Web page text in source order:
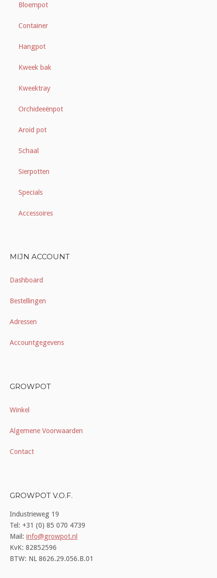
Bloempot
Container
Hangpot
Kweek bak
Kweektray
Orchideeënpot
Aroid pot
Schaal
Sierpotten
Specials
Accessoires
MIJN ACCOUNT
Dashboard
Bestellingen
Adressen
Accountgegevens
GROWPOT
Winkel
Algemene Voorwaarden
Contact
GROWPOT V.O.F.
Industrieweg 19
Tel: +31 (0) 85 070 4739
Mail: info@growpot.nl
KvK: 82852596
BTW: NL 8626.29.056.B.01